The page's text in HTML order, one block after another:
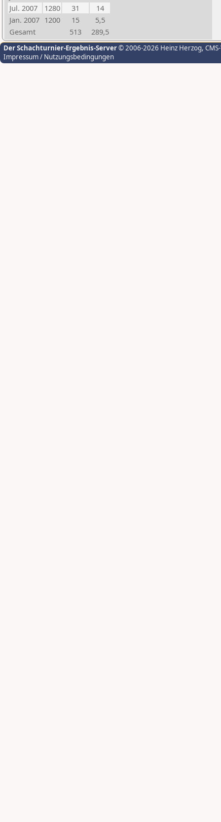
Jul. 2007
1280 31
14
Jan. 2007 1200 15
5,5
Gesamt
513 289,5
Der Schachturnier-Ergebnis-Server© 2006-2026 Heinz Herzog,
Impressum / Nutzungsbedingungen